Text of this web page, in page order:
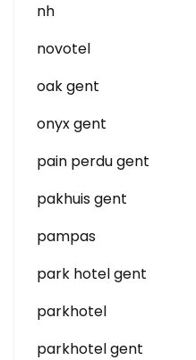
nh
novotel
oak gent
onyx gent
pain perdu gent
pakhuis gent
pampas
park hotel gent
parkhotel
parkhotel gent